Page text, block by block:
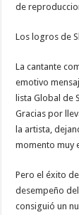
de
Los logros de
La cantante
emotivo
lista Global de
Gracias por
la artista,
momento muy
Pero el éxito
desempeño
consiguió un